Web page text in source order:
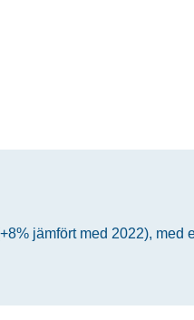
jämfört med 2022), med